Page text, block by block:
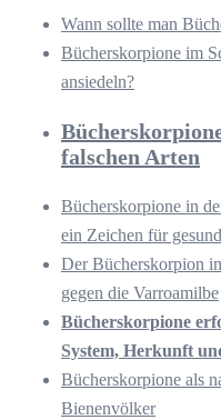
Wann sollte man
Bücherskorpione im
ansiedeln?
falschen Arten
Bücherskorpione in
ein Zeichen für
Der Bücherskorpion
gegen die Varroamilbe
Bücherskorpione
System, Herkunft
Bücherskorpione als
Bienenvölker